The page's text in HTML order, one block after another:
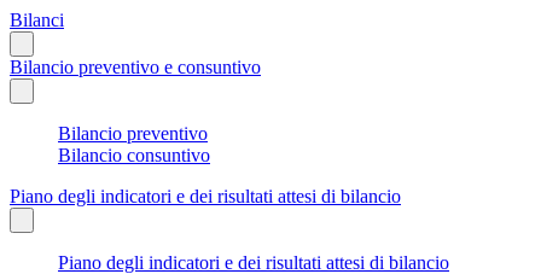
Bilanci
Bilancio preventivo e consuntivo
Bilancio preventivo
Bilancio consuntivo
Piano degli indicatori e dei risultati attesi di bilancio
Piano degli indicatori e dei risultati attesi di bilancio